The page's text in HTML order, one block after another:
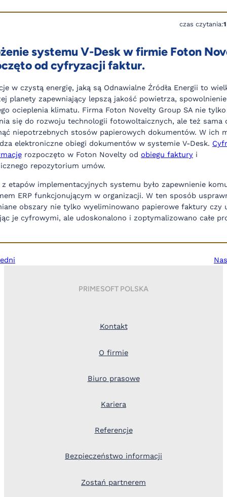
czas czytania:
systemu V-Desk w firmie Foton
od cyfryzacji faktur.
w czystą energię, jaką są Odnawialne Źródła Energii to
planety zapewniający lepszą jakość powietrza, spowolnienie
ocieplenia klimatu. Firma Foton Novelty Group SA nie tylko
się do rozwoju technologii fotowoltaicznych, ale też sama
niepotrzebnych stosów papierowych dokumentów. W ich
elektroniczne obiegi dokumentów w systemie V-Desk.
rozpoczęto w Foton Novelty od obiegu faktury i
repozytorium umów.
etapów implementacyjnych systemu było zapewnienie
ERP funkcjonującym w organizacji. W ten sposób
obszary nie tylko wyeliminowano papierowe faktury czy
je cyfrowymi, ale udoskonalono i zoptymalizowano całe
PRIMESOFT POLSKA
Kontakt
O firmie
Biuro prasowe
Kariera
Referencje
Bezpieczeństwo informacji
Zostań partnerem